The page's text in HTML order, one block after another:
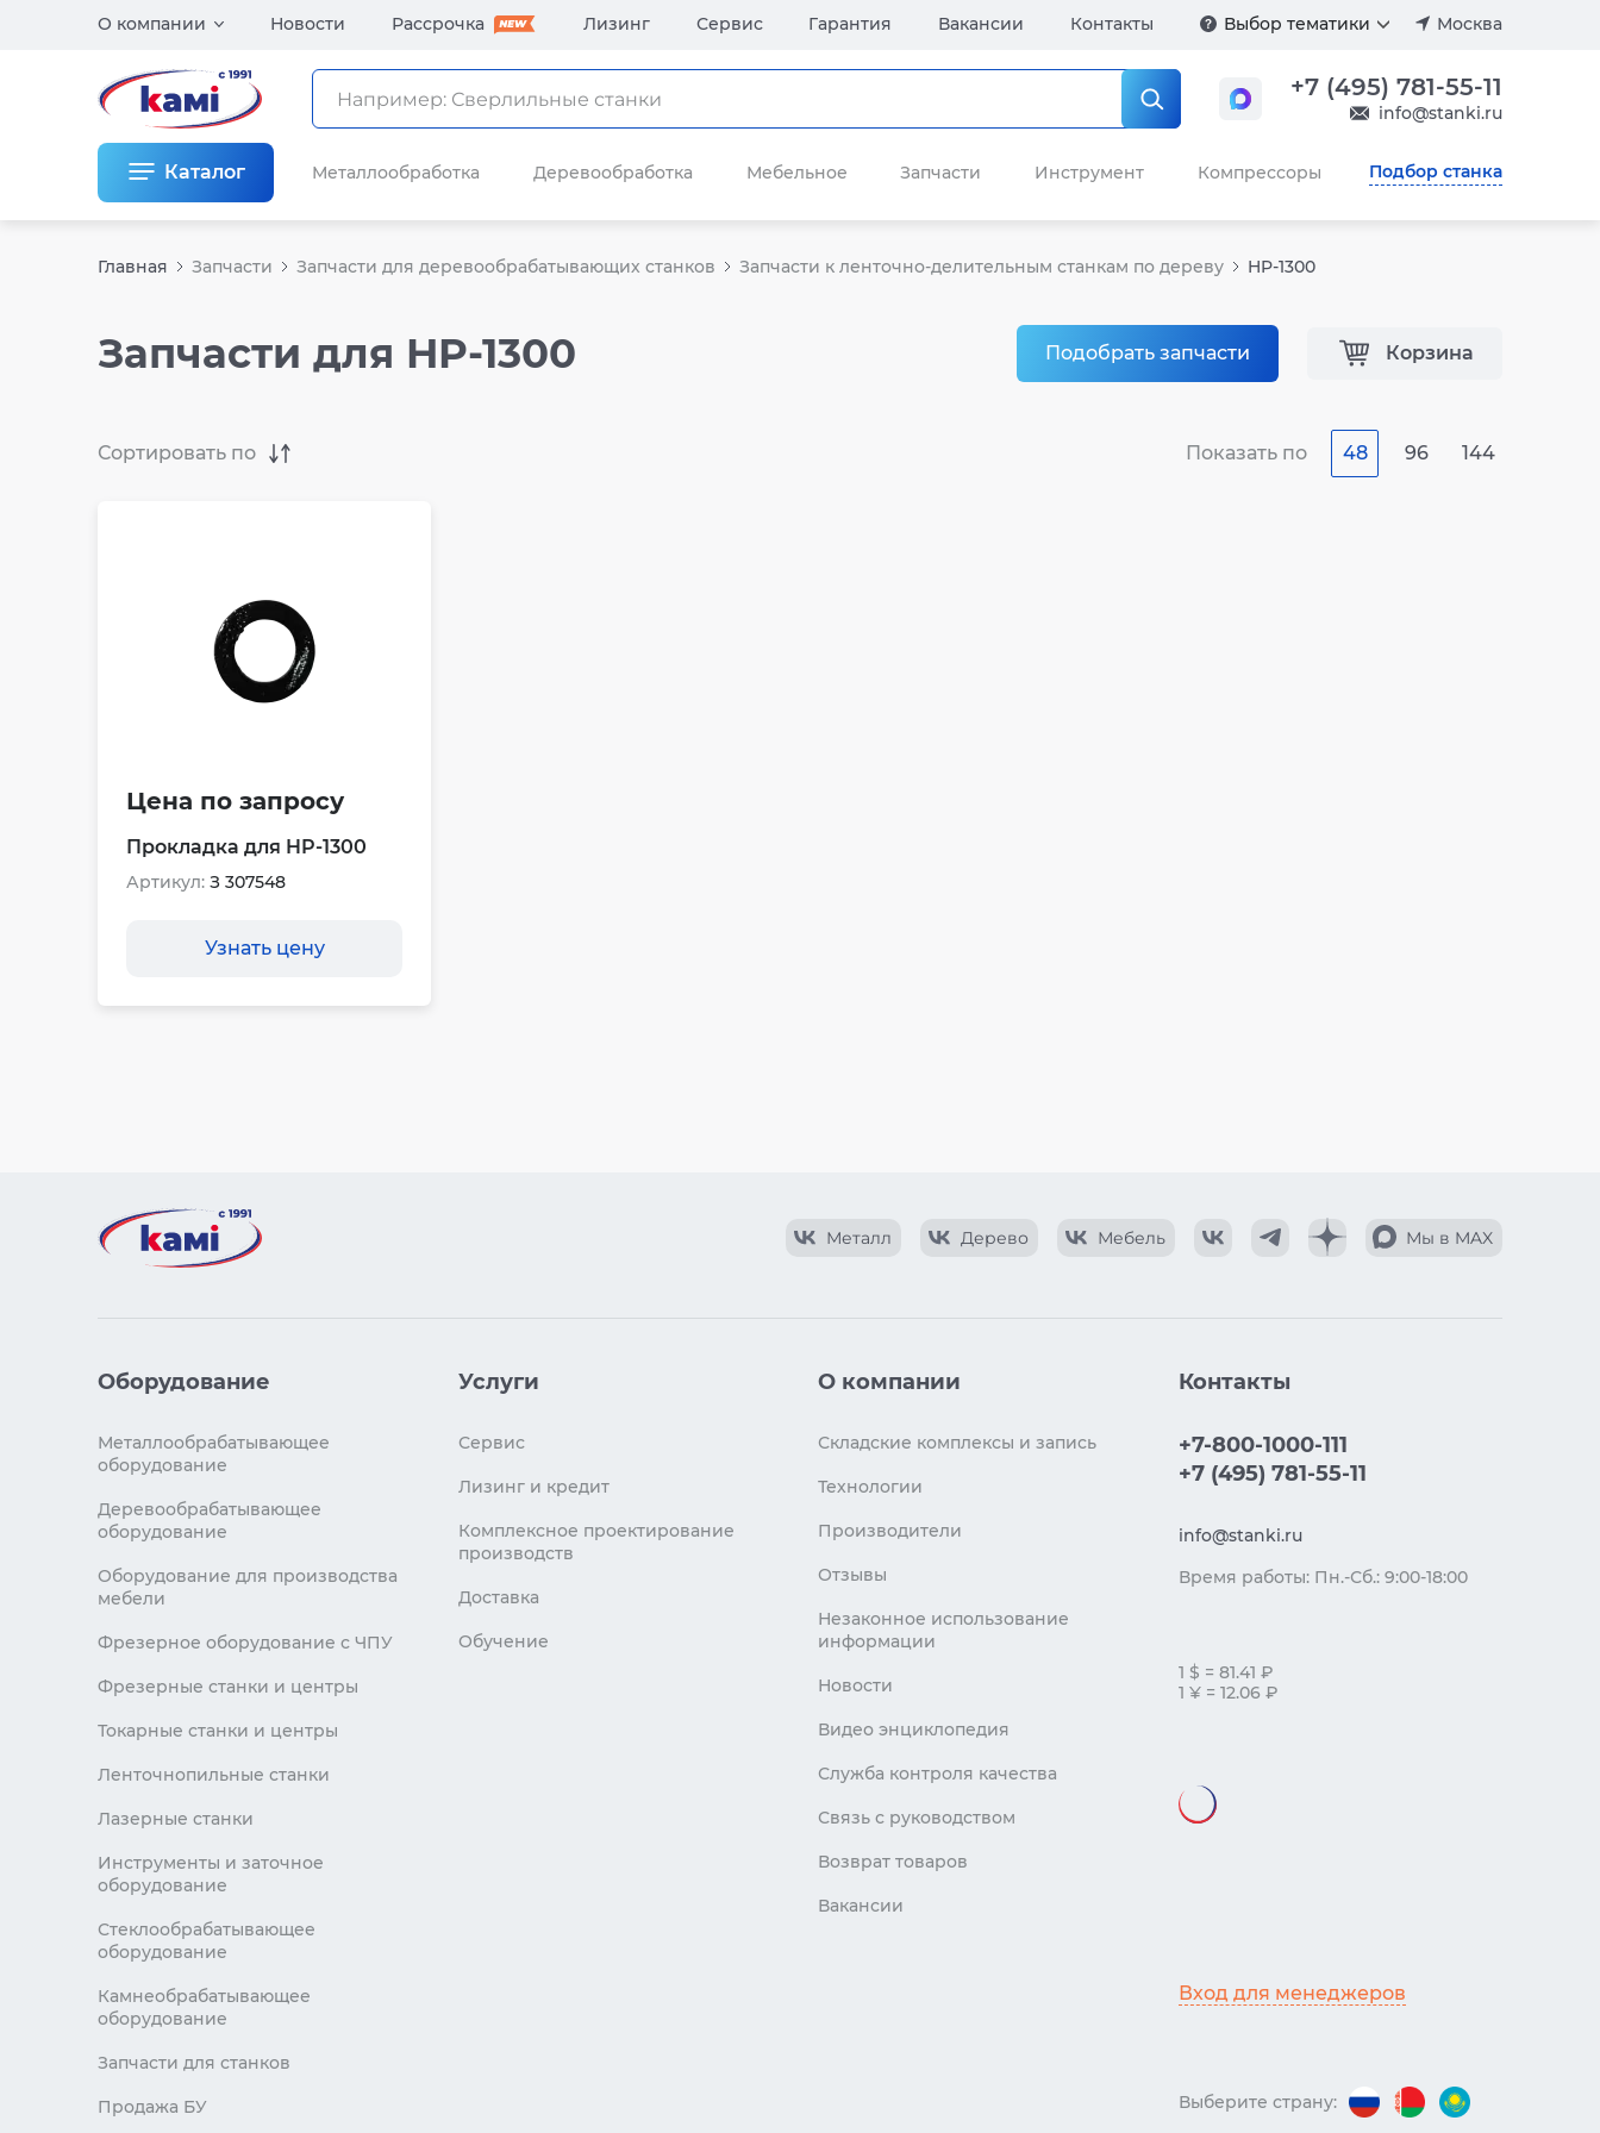
О компании Новости Рассрочка Лизинг Сервис Гарантия Вакансии Контакты Выбор тематики Москва
+7 (495) 781-55-11
info@stanki.ru
Каталог Металлообработка Деревообработка Мебельное Запчасти Инструмент Компрессоры Подбор станка
Главная Запчасти Запчасти для деревообрабатывающих станков Запчасти к ленточно-делительным станкам по дереву HP-1300
Запчасти для HP-1300 Подобрать запчасти Корзина
Показать по 48 96 144
Цена по запросу
Прокладка для HP-1300
Артикул: З 307548
Узнать цену
Металл Дерево Мебель Мы в MAX
Оборудование
Металлообрабатывающее
оборудование
Деревообрабатывающее
оборудование
Оборудование для производства
мебели
Фрезерное оборудование с ЧПУ
Фрезерные станки и центры
Токарные станки и центры
Ленточнопильные станки
Лазерные станки
Инструменты и заточное
оборудование
Стеклообрабатывающее
оборудование
Камнеобрабатывающее
оборудование
Запчасти для станков
Продажа БУ
Услуги
Сервис
Лизинг и кредит
Комплексное проектирование
производств
Доставка
Обучение
О компании
Складские комплексы и запись
Технологии
Производители
Отзывы
Незаконное использование
информации
Новости
Видео энциклопедия
Служба контроля качества
Связь с руководством
Возврат товаров
Вакансии
Контакты
+7-800-1000-111
+7 (495) 781-55-11
info@stanki.ru
Время работы: Пн.-Сб.: 9:00-18:00
1 $ = 81.41 ₽
1 ¥ = 12.06 ₽
Вход для менеджеров
Выберите страну: